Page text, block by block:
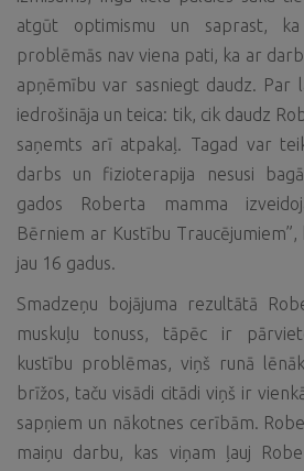
atgūt optimismu un saprast,
problēmās nav viena pati, ka ar
apņēmību var sasniegt daudz. Par
iedrošināja un teica: tik, cik daudz
saņemts arī atpakaļ. Tagad var
darbs un fizioterapija nesusi
gados Roberta mamma
Bērniem ar Kustību Traucējumiem”,
jau 16 gadus.
Smadzeņu bojājuma rezultātā
muskuļu tonuss, tāpēc ir
kustību problēmas, viņš runā
brīžos, taču visādi citādi viņš ir
sapņiem un nākotnes cerībām.
maiņu darbu, kas viņam ļauj